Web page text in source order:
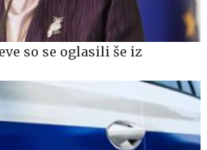
so se oglasili še iz